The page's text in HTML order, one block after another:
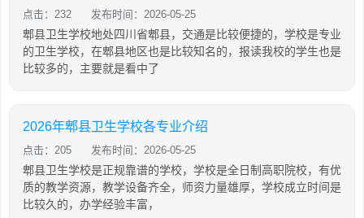
点击：232 发布时间：2026-05-25
郫县卫生学校地处四川省郫县，交通是比较便捷的，学校是专业
的卫生学校，在郫县地区也是比较知名的，报读我校的学生也是
比较多的，主要就是看中了
2026年郫县卫生学校各专业介绍
点击：205 发布时间：2026-05-25
郫县卫生学校是正规靠谱的学校，学校是全日制高职院校，有优
质的教学资源，教学设备齐全，师资力量雄厚，学校成立时间是
比较久的，办学经验丰富，